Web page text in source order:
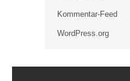
Kommentar-Feed
WordPress.org